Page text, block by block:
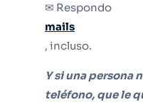
✉ Respondo
mails
, incluso.
Y si una persona
teléfono, que le